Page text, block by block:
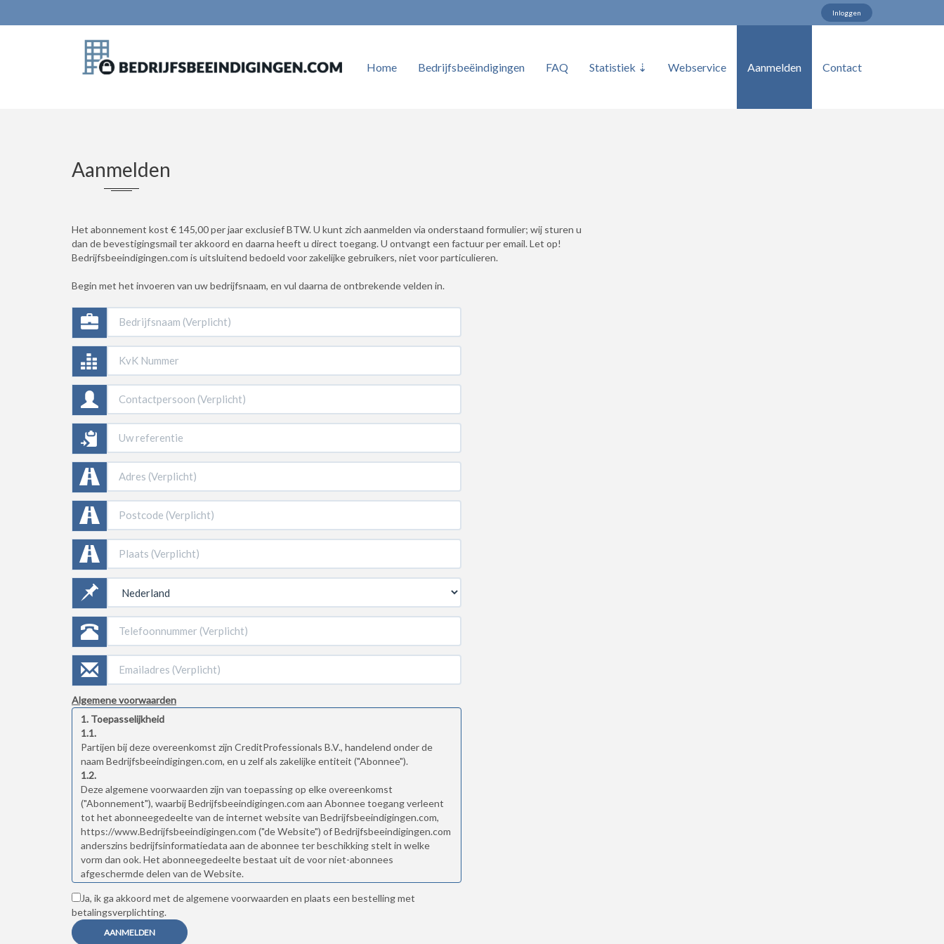
Inloggen
Home Bedrijfsbeëindigingen FAQ Statistiek ⇣ Webservice Aanmelden Contact
Aanmelden
Het abonnement kost € 145,00 per jaar exclusief BTW. U kunt zich aanmelden via onderstaand formulier; wij sturen u
dan de bevestigingsmail ter akkoord en daarna heeft u direct toegang. U ontvangt een factuur per email. Let op!
Bedrijfsbeeindigingen.com is uitsluitend bedoeld voor zakelijke gebruikers, niet voor particulieren.
Begin met het invoeren van uw bedrijfsnaam, en vul daarna de ontbrekende velden in.
Algemene voorwaarden
1. Toepasselijkheid
1.1.
Partijen bij deze overeenkomst zijn CreditProfessionals B.V., handelend onder de
naam Bedrijfsbeeindigingen.com, en u zelf als zakelijke entiteit ("Abonnee").
1.2.
Deze algemene voorwaarden zijn van toepassing op elke overeenkomst
("Abonnement"), waarbij Bedrijfsbeeindigingen.com aan Abonnee toegang verleent
tot het abonneegedeelte van de internet website van Bedrijfsbeeindigingen.com,
https://www.Bedrijfsbeeindigingen.com ("de Website") of Bedrijfsbeeindigingen.com
anderszins bedrijfsinformatiedata aan de abonnee ter beschikking stelt in welke
vorm dan ook. Het abonneegedeelte bestaat uit de voor niet-abonnees
afgeschermde delen van de Website.
2. Totstandkoming, duur en beëindiging van het abonnement
2.1.
Het Abonnement komt tot stand als volgt: het vrijblijvende aanbod wordt gedaan
Ja, ik ga akkoord met de algemene voorwaarden en plaats een bestelling met
betalingsverplichting.
AANMELDEN